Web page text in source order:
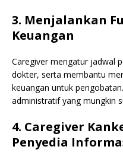
3. Menjalankan
Keuangan
Caregiver mengatur jadwal
dokter, serta membantu
keuangan untuk
administratif yang mungkin
4. Caregiver
Penyedia